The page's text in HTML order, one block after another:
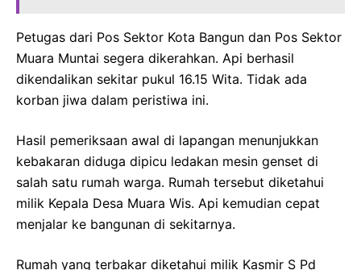
Petugas dari Pos Sektor Kota Bangun dan Pos Sektor
Muara Muntai segera dikerahkan. Api berhasil
dikendalikan sekitar pukul 16.15 Wita. Tidak ada
korban jiwa dalam peristiwa ini.
Hasil pemeriksaan awal di lapangan menunjukkan
kebakaran diduga dipicu ledakan mesin genset di
salah satu rumah warga. Rumah tersebut diketahui
milik Kepala Desa Muara Wis. Api kemudian cepat
menjalar ke bangunan di sekitarnya.
Rumah yang terbakar diketahui milik Kasmir S Pd